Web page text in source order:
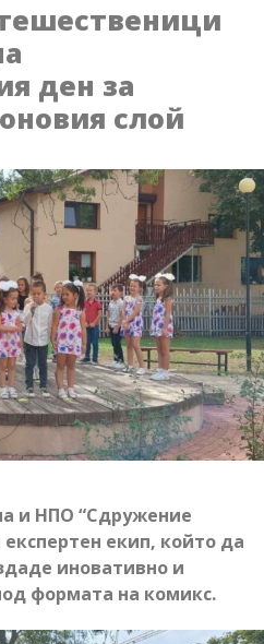
ден за
слой
и НПО “Сдружение
екип, който да
иновативно и
формата на комикс.